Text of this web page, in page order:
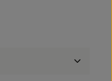
Wert ein